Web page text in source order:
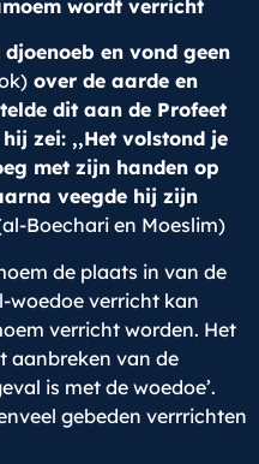
wordt verricht
en vond geen
over de aarde en
dit aan de Profeet
zei: ,,Het volstond je
met zijn handen op
veegde hij zijn
Boechari en Moeslim)
de plaats in van de
woedoe verricht kan
verricht worden. Het
aanbreken van de
is met de woedoe’.
gebeden verrrichten